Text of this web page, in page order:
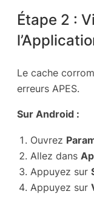
Étape 2 :
Le cache
erreurs APES.
Sur Android :
Ouvrez
Allez dans
Appuyez sur
Appuyez sur